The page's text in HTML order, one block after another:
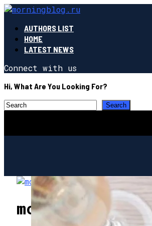
AUTHORS LIST
HOME
LATEST NEWS
Connect with us
Hi, What Are You Looking For?
morningblog.ru